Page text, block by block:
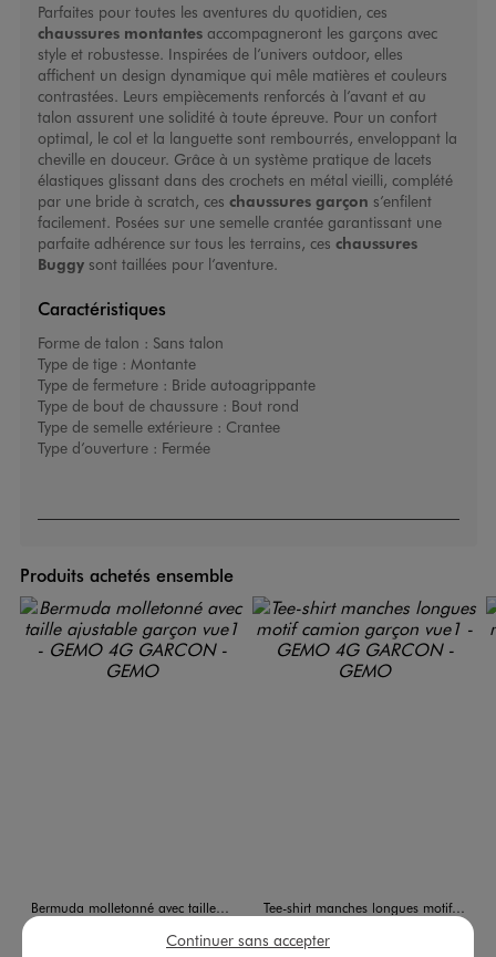
Parfaites pour toutes les aventures du quotidien, ces
chaussures montantesaccompagneront les garçons avec
style et robustesse. Inspirées de l’univers outdoor, elles
affichent un design dynamique qui mêle matières et couleurs
contrastées. Leurs empiècements renforcés à l’avant et au
talon assurent une solidité à toute épreuve. Pour un confort
optimal, le col et la languette sont rembourrés, enveloppant la
cheville en douceur. Grâce à un système pratique de lacets
élastiques glissant dans des crochets en métal vieilli, complété
par une bride à scratch, ces chaussures garçon s’enfilent
facilement. Posées sur une semelle crantée garantissant une
parfaite adhérence sur tous les terrains, ces chaussures
Buggysont taillées pour l’aventure.
Caractéristiques
Forme de talon : Sans talon
Type de tige : Montante
Type de fermeture : Bride autoagrippante
Type de bout de chaussure : Bout rond
Type de semelle extérieure : Crantee
Type d’ouverture : Fermée
Produits achetés ensemble
Bermuda molletonné avec taille ajustable garçon
-50% sur le 2ème produit d'été
Tee-shirt manches longues motif camion garçon
-50% sur le 2ème produit d'été
Continuer sans accepter